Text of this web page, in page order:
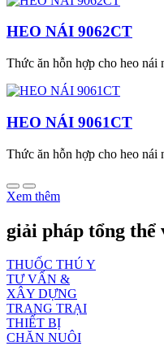
HEO NÁI 9062CT
Thức ăn hỗn hợp cho heo nái
HEO NÁI 9061CT
Thức ăn hỗn hợp cho heo nái
Xem thêm
giải pháp tổng thể
THUỐC THÚ Y
TƯ VẤN &
XÂY DỰNG
TRANG TRẠI
THIẾT BỊ
CHĂN NUÔI